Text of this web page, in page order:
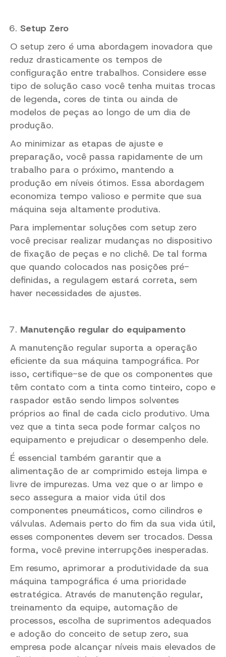
Setup Zero
O setup zero é uma abordagem inovadora que
reduz drasticamente os tempos de
configuração entre trabalhos. Considere esse
tipo de solução caso você tenha muitas trocas
de legenda, cores de tinta ou ainda de
modelos de peças ao longo de um dia de
produção.
Ao minimizar as etapas de ajuste e
preparação, você passa rapidamente de um
trabalho para o próximo, mantendo a
produção em níveis ótimos. Essa abordagem
economiza tempo valioso e permite que sua
máquina seja altamente produtiva.
Para implementar soluções com setup zero
você precisar realizar mudanças no dispositivo
de fixação de peças e no clichê. De tal forma
que quando colocados nas posições pré-
definidas, a regulagem estará correta, sem
haver necessidades de ajustes.
Manutenção regular do equipamento
A manutenção regular suporta a operação
eficiente da sua máquina tampográfica. Por
isso, certifique-se de que os componentes que
têm contato com a tinta como tinteiro, copo e
raspador estão sendo limpos solventes
próprios ao final de cada ciclo produtivo. Uma
vez que a tinta seca pode formar calços no
equipamento e prejudicar o desempenho dele.
É essencial também garantir que a
alimentação de ar comprimido esteja limpa e
livre de impurezas. Uma vez que o ar limpo e
seco assegura a maior vida útil dos
componentes pneumáticos, como cilindros e
válvulas. Ademais perto do fim da sua vida útil,
esses componentes devem ser trocados. Dessa
forma, você previne interrupções inesperadas.
Em resumo, aprimorar a produtividade da sua
máquina tampográfica é uma prioridade
estratégica. Através de manutenção regular,
treinamento da equipe, automação de
processos, escolha de suprimentos adequados
e adoção do conceito de setup zero, sua
empresa pode alcançar níveis mais elevados de